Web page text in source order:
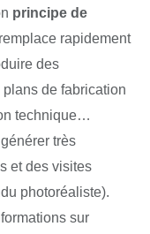
principe de
rapidement
des
de fabrication
technique…
très
et des visites
photoréaliste).
sur